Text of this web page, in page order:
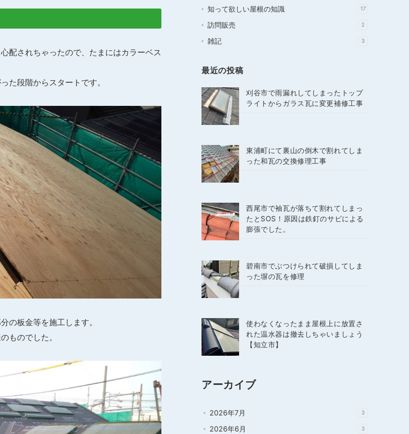
配されちゃったので、たまにはカラーベス
た段階からスタートです。
の板金等を施工します。
ものでした。
知って欲しい屋根の知識 17
訪問販売 2
雑記 3
最近の投稿
刈谷市で雨漏れしてしまったトップ
ライトからガラス瓦に変更補修工事
東浦町にて裏山の倒木で割れてしま
った和瓦の交換修理工事
西尾市で袖瓦が落ちて割れてしまっ
たとSOS！原因は鉄釘のサビによる
膨張でした。
碧南市でぶつけられて破損してしま
った塀の瓦を修理
使わなくなったまま屋根上に放置さ
れた温水器は撤去しちゃいましょう
【知立市】
アーカイブ
2026年7月 3
2026年6月 3